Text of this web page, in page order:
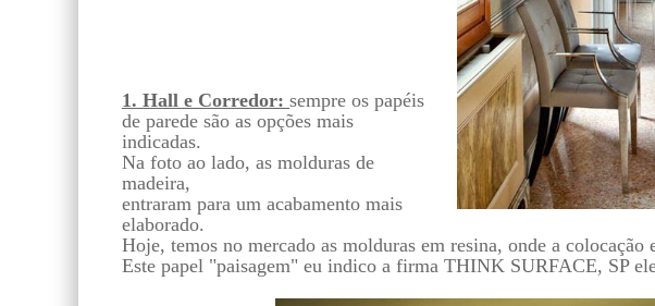
1. Hall e Corredor: sempre os papéis
de parede são as opções mais
indicadas.
Na foto ao lado, as molduras de
madeira,
entraram para um acabamento mais
elaborado.
Hoje, temos no mercado as molduras em resina, onde a colocação
Este papel "paisagem" eu indico a firma THINK SURFACE, SP